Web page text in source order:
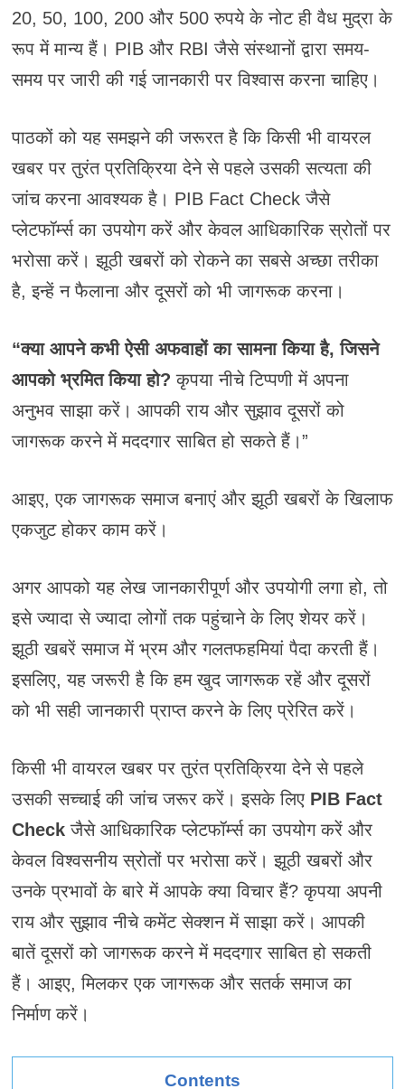
20, 50, 100, 200 और 500 रुपये के नोट ही वैध मुद्रा के
रूप में मान्य हैं। PIB और RBI जैसे संस्थानों द्वारा समय-
समय पर जारी की गई जानकारी पर विश्वास करना चाहिए।
पाठकों को यह समझने की जरूरत है कि किसी भी वायरल
खबर पर तुरंत प्रतिक्रिया देने से पहले उसकी सत्यता की
जांच करना आवश्यक है। PIB Fact Check जैसे
प्लेटफॉर्म्स का उपयोग करें और केवल आधिकारिक स्रोतों पर
भरोसा करें। झूठी खबरों को रोकने का सबसे अच्छा तरीका
है, इन्हें न फैलाना और दूसरों को भी जागरूक करना।
“क्या आपने कभी ऐसी अफवाहों का सामना किया है, जिसने
आपको भ्रमित किया हो? कृपया नीचे टिप्पणी में अपना
अनुभव साझा करें। आपकी राय और सुझाव दूसरों को
जागरूक करने में मददगार साबित हो सकते हैं।”
आइए, एक जागरूक समाज बनाएं और झूठी खबरों के खिलाफ
एकजुट होकर काम करें।
अगर आपको यह लेख जानकारीपूर्ण और उपयोगी लगा हो, तो
इसे ज्यादा से ज्यादा लोगों तक पहुंचाने के लिए शेयर करें।
झूठी खबरें समाज में भ्रम और गलतफहमियां पैदा करती हैं।
इसलिए, यह जरूरी है कि हम खुद जागरूक रहें और दूसरों
को भी सही जानकारी प्राप्त करने के लिए प्रेरित करें।
किसी भी वायरल खबर पर तुरंत प्रतिक्रिया देने से पहले
उसकी सच्चाई की जांच जरूर करें। इसके लिए PIB Fact
Checkजैसे आधिकारिक प्लेटफॉर्म्स का उपयोग करें और
केवल विश्वसनीय स्रोतों पर भरोसा करें। झूठी खबरों और
उनके प्रभावों के बारे में आपके क्या विचार हैं? कृपया अपनी
राय और सुझाव नीचे कमेंट सेक्शन में साझा करें। आपकी
बातें दूसरों को जागरूक करने में मददगार साबित हो सकती
हैं। आइए, मिलकर एक जागरूक और सतर्क समाज का
निर्माण करें।
Contents